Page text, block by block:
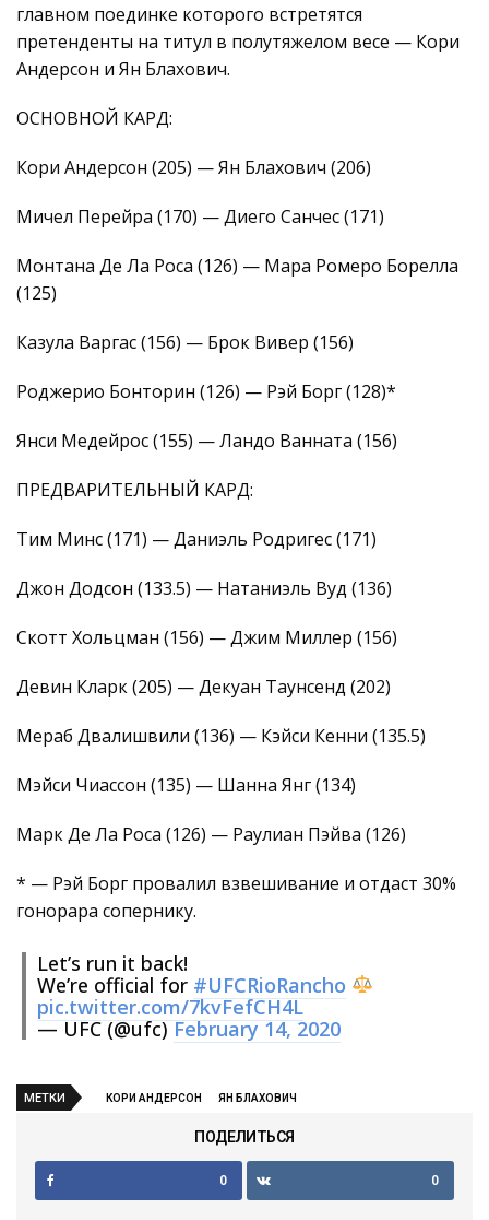
главном поединке которого встретятся
претенденты на титул в полутяжелом весе — Кори
Андерсон и Ян Блахович.
ОСНОВНОЙ КАРД:
Кори Андерсон (205) — Ян Блахович (206)
Мичел Перейра (170) — Диего Санчес (171)
Монтана Де Ла Роса (126) — Мара Ромеро Борелла
(125)
Казула Варгас (156) — Брок Вивер (156)
Роджерио Бонторин (126) — Рэй Борг (128)*
Янси Медейрос (155) — Ландо Ванната (156)
ПРЕДВАРИТЕЛЬНЫЙ КАРД:
Тим Минс (171) — Даниэль Родригес (171)
Джон Додсон (133.5) — Натаниэль Вуд (136)
Скотт Хольцман (156) — Джим Миллер (156)
Девин Кларк (205) — Декуан Таунсенд (202)
Мераб Двалишвили (136) — Кэйси Кенни (135.5)
Мэйси Чиассон (135) — Шанна Янг (134)
Марк Де Ла Роса (126) — Раулиан Пэйва (126)
* — Рэй Борг провалил взвешивание и отдаст 30%
гонорара сопернику.
Let’s run it back!
We’re official for #UFCRioRancho
pic.twitter.com/7kvFefCH4L
— UFC (@ufc)February 14, 2020
МЕТКИ КОРИ АНДЕРСОН ЯН БЛАХОВИЧ
ПОДЕЛИТЬСЯ
0 0